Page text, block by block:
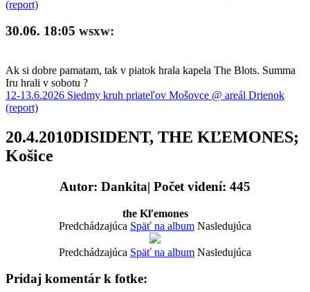
(report)
30.06. 18:05 wsxw:
Ak si dobre pamatam, tak v piatok hrala kapela The Blots. Summa
Iru hrali v sobotu ?
12-13.6.2026 Siedmy kruh priateľov Mošovce @ areál Drienok
(report)
20.4.2010DISIDENT, THE KĽEMONES;
Košice
Autor: Dankita| Počet videní: 445
the Kľemones
Predchádzajúca Späť na album Nasledujúca
Predchádzajúca Späť na album Nasledujúca
Pridaj komentár k fotke: